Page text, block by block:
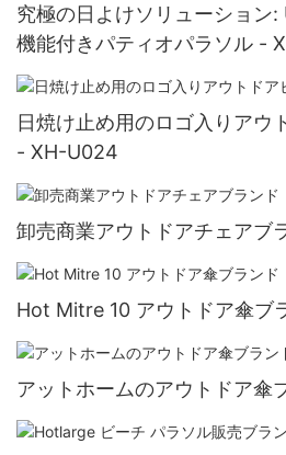
究極の日よけソリューション
機能付きパティオパラソル -
日焼け止め用のロゴ入りアウ
- XH-U024
卸売商業アウトドアチェアブ
Hot Mitre 10 アウトドア傘ブ
アットホームのアウトドア傘